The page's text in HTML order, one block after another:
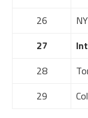
26
27
28
29